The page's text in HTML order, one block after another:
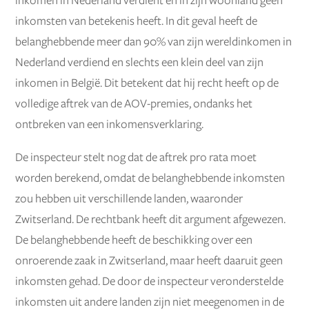
inkomsten van betekenis heeft. In dit geval heeft de
belanghebbende meer dan 90% van zijn wereldinkomen in
Nederland verdiend en slechts een klein deel van zijn
inkomen in België. Dit betekent dat hij recht heeft op de
volledige aftrek van de AOV-premies, ondanks het
ontbreken van een inkomensverklaring.
De inspecteur stelt nog dat de aftrek pro rata moet
worden berekend, omdat de belanghebbende inkomsten
zou hebben uit verschillende landen, waaronder
Zwitserland. De rechtbank heeft dit argument afgewezen.
De belanghebbende heeft de beschikking over een
onroerende zaak in Zwitserland, maar heeft daaruit geen
inkomsten gehad. De door de inspecteur veronderstelde
inkomsten uit andere landen zijn niet meegenomen in de